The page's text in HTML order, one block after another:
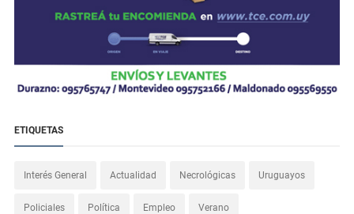
ETIQUETAS
Interés General Actualidad Necrológicas Uruguayos
Policiales Política Empleo Verano